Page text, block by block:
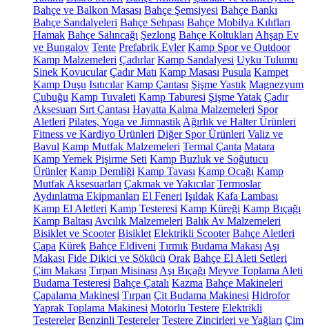
Bahçe ve Balkon Masası Bahçe Şemsiyesi Bahçe Bankı
Bahçe Sandalyeleri Bahçe Sehpası Bahçe Mobilya Kılıfları
Hamak Bahçe Salıncağı Şezlong Bahçe Koltukları Ahşap Ev
ve Bungalov Tente Prefabrik Evler Kamp Spor ve Outdoor
Kamp Malzemeleri Çadırlar Kamp Sandalyesi Uyku Tulumu
Sinek Kovucular Çadır Matı Kamp Masası Pusula Kampet
Kamp Duşu Isıtıcılar Kamp Çantası Şişme Yastık Magnezyum
Çubuğu Kamp Tuvaleti Kamp Taburesi Şişme Yatak Çadır
Aksesuarı Sırt Çantası Hayatta Kalma Malzemeleri Spor
Aletleri Pilates, Yoga ve Jimnastik Ağırlık ve Halter Ürünleri
Fitness ve Kardiyo Ürünleri Diğer Spor Ürünleri Valiz ve
Bavul Kamp Mutfak Malzemeleri Termal Çanta Matara
Kamp Yemek Pişirme Seti Kamp Buzluk ve Soğutucu
Ürünler Kamp Demliği Kamp Tavası Kamp Ocağı Kamp
Mutfak Aksesuarları Çakmak ve Yakıcılar Termoslar
Aydınlatma Ekipmanları El Feneri Işıldak Kafa Lambası
Kamp El Aletleri Kamp Testeresi Kamp Küreği Kamp Bıçağı
Kamp Baltası Avcılık Malzemeleri Balık Av Malzemeleri
Bisiklet ve Scooter Bisiklet Elektrikli Scooter Bahçe Aletleri
Çapa Kürek Bahçe Eldiveni Tırmık Budama Makası Aşı
Makası Fide Dikici ve Sökücü Orak Bahçe El Aleti Setleri
Çim Makası Tırpan Misinası Aşı Bıçağı Meyve Toplama Aleti
Budama Testeresi Bahçe Çatalı Kazma Bahçe Makineleri
Çapalama Makinesi Tırpan Çit Budama Makinesi Hidrofor
Yaprak Toplama Makinesi Motorlu Testere Elektrikli
Testereler Benzinli Testereler Testere Zincirleri ve Yağları Çim